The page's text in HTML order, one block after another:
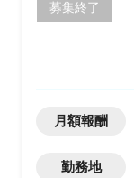
募集終了
月額報酬
勤務地